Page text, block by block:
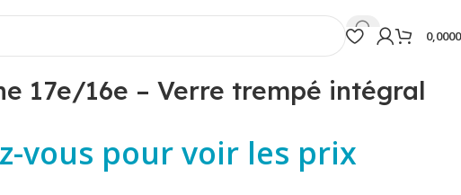
17e/16e – Verre trempé intégral
vous pour voir les prix